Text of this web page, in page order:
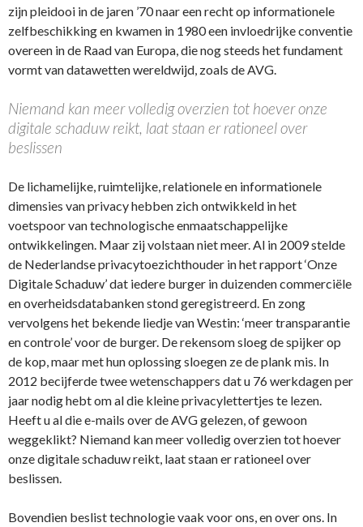
zijn pleidooi in de jaren ’70 naar een recht op informationele
zelfbeschikking en kwamen in 1980 een invloedrijke conventie
overeen in de Raad van Europa, die nog steeds het fundament
vormt van datawetten wereldwijd, zoals de AVG.
Niemand kan meer volledig overzien tot hoever onze
digitale schaduw reikt, laat staan er rationeel over
beslissen
De lichamelijke, ruimtelijke, relationele en informationele
dimensies van privacy hebben zich ontwikkeld in het
voetspoor van technologische enmaatschappelijke
ontwikkelingen. Maar zij volstaan niet meer. Al in 2009 stelde
de Nederlandse privacytoezichthouder in het rapport ‘Onze
Digitale Schaduw’ dat iedere burger in duizenden commerciële
en overheidsdatabanken stond geregistreerd. En zong
vervolgens het bekende liedje van Westin: ‘meer transparantie
en controle’ voor de burger. De rekensom sloeg de spijker op
de kop, maar met hun oplossing sloegen ze de plank mis. In
2012 becijferde twee wetenschappers dat u 76 werkdagen per
jaar nodig hebt om al die kleine privacylettertjes te lezen.
Heeft u al die e-mails over de AVG gelezen, of gewoon
weggeklikt? Niemand kan meer volledig overzien tot hoever
onze digitale schaduw reikt, laat staan er rationeel over
beslissen.
Bovendien beslist technologie vaak voor ons, en over ons. In